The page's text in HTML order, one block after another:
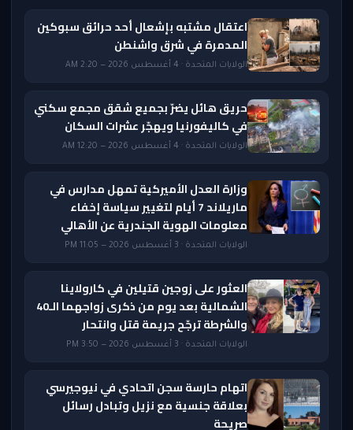
اعتقال مشتبه بإشعال أحد حرائق سبوكين
المدمرة في شرق واشنطن
الولايات المتحدة · 4 أغسطس 2026 — 2:20 AM
حريق هائل يضرّ بجميع شقق مجمع سكني
في كاليفورنيا ويهجّر عشرات السكان
الولايات المتحدة · 4 أغسطس 2026 — 12:20 AM
وزارة العدل الأميركية تمهل مدارس في
ماريلاند 7 أيام لتغيير سياسة إخفاء
معلومات الهوية الجندرية عن الأهالي
الولايات المتحدة · 3 أغسطس 2026 — 11:05 PM
العثور على زوجين قتيلين في كارولاينا
الشمالية بعد يوم من ذكرى زواجهما الـ40
والشرطة ترجّح جريمة قتل وانتحار
الولايات المتحدة · 3 أغسطس 2026 — 3:50 PM
اتهام حارسة سجن اتحادي في نيوجيرسي
بعلاقة جنسية مع نزيل وتبادل رسائل
صريحة